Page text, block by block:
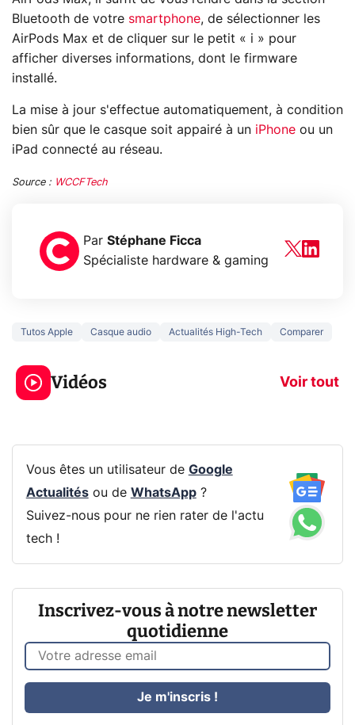
Bluetooth de votre smartphone, de sélectionner les
AirPods Max et de cliquer sur le petit « i » pour
afficher diverses informations, dont le firmware
installé.
La mise à jour s'effectue automatiquement, à condition
bien sûr que le casque soit appairé à un iPhone ou un
iPad connecté au réseau.
Source : WCCFTech
Par Stéphane Ficca
Spécialiste hardware & gaming
Tutos Apple Casque audio Actualités High-Tech Comparer
Vidéos Voir tout
3 écrans en 1 pour
319€ ? Voici L'AOC
CQ32G4ZA !
5 générations
prochaine
Vous êtes un utilisateur de Google
Actualitésou de WhatsApp?
Suivez-nous pour ne rien rater de l'actu
tech !
Inscrivez-vous à notre newsletter
quotidienne
Je m'inscris !